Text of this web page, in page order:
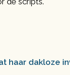
haar dakloze